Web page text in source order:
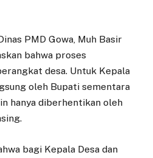
PMD Gowa, Muh Basir
bahwa proses
desa. Untuk Kepala
oleh Bupati sementara
hanya diberhentikan oleh
bagi Kepala Desa dan